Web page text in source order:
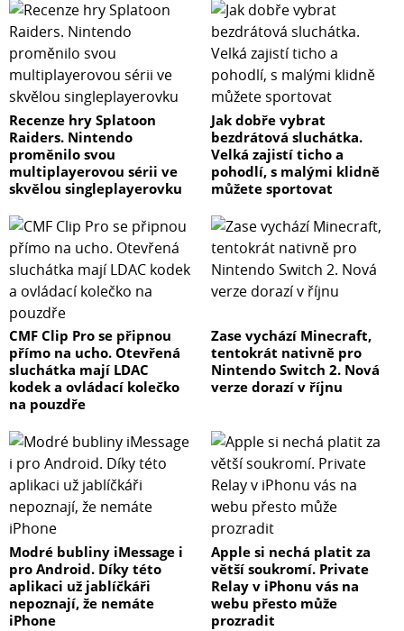
Recenze hry Splatoon
Raiders. Nintendo
proměnilo svou
multiplayerovou sérii ve
skvělou singleplayerovku
Jak dobře vybrat
bezdrátová sluchátka.
Velká zajistí ticho a
pohodlí, s malými klidně
můžete sportovat
CMF Clip Pro se připnou
přímo na ucho. Otevřená
sluchátka mají LDAC
kodek a ovládací kolečko
na pouzdře
Zase vychází Minecraft,
tentokrát nativně pro
Nintendo Switch 2. Nová
verze dorazí v říjnu
Modré bubliny iMessage i
pro Android. Díky této
aplikaci už jablíčkáři
nepoznají, že nemáte
iPhone
Apple si nechá platit za
větší soukromí. Private
Relay v iPhonu vás na
webu přesto může
prozradit